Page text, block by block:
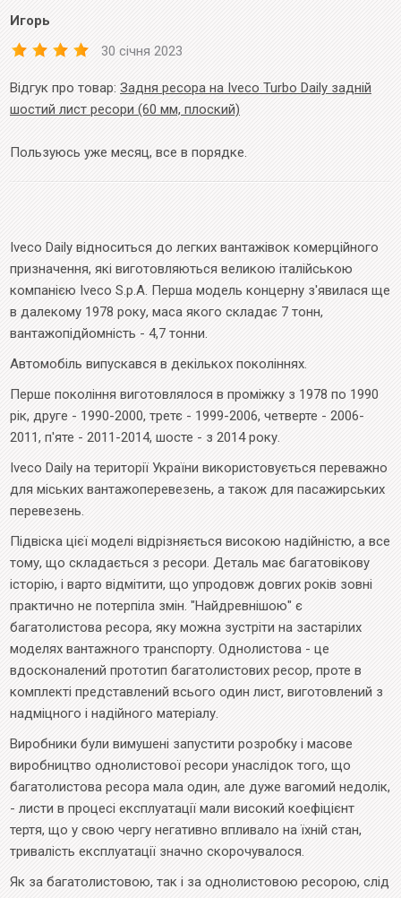
Iveco Daily відноситься до легких вантажівок комерційного
призначення, які виготовляються великою італійською
компанією Iveco S.p.A. Перша модель концерну з'явилася ще
в далекому 1978 року, маса якого складає 7 тонн,
вантажопідйомність - 4,7 тонни.
Автомобіль випускався в декількох поколіннях.
Перше покоління виготовлялося в проміжку з 1978 по 1990
рік, друге - 1990-2000, третє - 1999-2006, четверте - 2006-
2011, п'яте - 2011-2014, шосте - з 2014 року.
Iveco Daily на території України використовується переважно
для міських вантажоперевезень, а також для пасажирських
перевезень.
Підвіска цієї моделі відрізняється високою надійністю, а все
тому, що складається з ресори. Деталь має багатовікову
історію, і варто відмітити, що упродовж довгих років зовні
практично не потерпіла змін. "Найдревнішою" є
багатолистова ресора, яку можна зустріти на застарілих
моделях вантажного транспорту. Однолистова - це
вдосконалений прототип багатолистових ресор, проте в
комплекті представлений всього один лист, виготовлений з
надміцного і надійного матеріалу.
Виробники були вимушені запустити розробку і масове
виробництво однолистової ресори унаслідок того, що
багатолистова ресора мала один, але дуже вагомий недолік,
- листи в процесі експлуатації мали високий коефіцієнт
тертя, що у свою чергу негативно впливало на їхній стан,
тривалість експлуатації значно скорочувалося.
Як за багатолистовою, так і за однолистовою ресорою, слід
Игорь
30 січня 2023
Відгук про товар: Задня ресора на Iveco Turbo Daily задній
шостий лист ресори (60 мм, плоский)
Пользуюсь уже месяц, все в порядке.